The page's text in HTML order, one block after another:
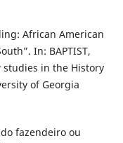
African American
In: BAPTIST,
studies in the History
of Georgia
fazendeiro ou